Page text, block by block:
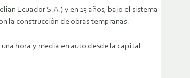
Ecuador S.A.) y en 13 años, bajo el sistema
la construcción de obras tempranas.
hora y media en auto desde la capital